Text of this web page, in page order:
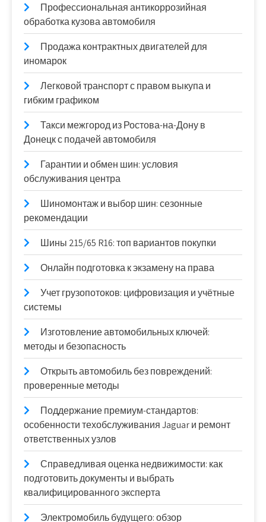
Профессиональная антикоррозийная
обработка кузова автомобиля
Продажа контрактных двигателей для
иномарок
Легковой транспорт с правом выкупа и
гибким графиком
Такси межгород из Ростова-на-Дону в
Донецк с подачей автомобиля
Гарантии и обмен шин: условия
обслуживания центра
Шиномонтаж и выбор шин: сезонные
рекомендации
Шины 215/65 R16: топ вариантов покупки
Онлайн подготовка к экзамену на права
Учет грузопотоков: цифровизация и учётные
системы
Изготовление автомобильных ключей:
методы и безопасность
Открыть автомобиль без повреждений:
проверенные методы
Поддержание премиум-стандартов:
особенности техобслуживания Jaguar и ремонт
ответственных узлов
Справедливая оценка недвижимости: как
подготовить документы и выбрать
квалифицированного эксперта
Электромобиль будущего: обзор